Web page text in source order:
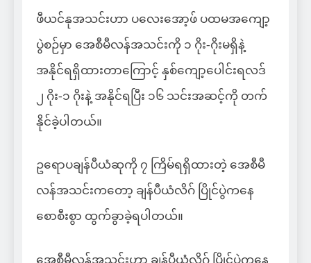
ဖီယင်နုအသင်းဟာ ပလေးအော့ဖ် ပထမအကျော့
ပွဲစဉ်မှာ အေစီမီလန်အသင်းကို ၁ ဂိုး-ဂိုးမရှိနဲ့
အနိုင်ရရှိထားတာကြောင့် နှစ်ကျော့ပေါင်းရလဒ်
၂ ဂိုး-၁ ဂိုးနဲ့ အနိုင်ရပြီး ၁၆ သင်းအဆင့်ကို တက်
နိုင်ခဲ့ပါတယ်။
ဥရောပချန်ပီယံဆုကို ၇ ကြိမ်ရရှိထားတဲ့ အေစီမီ
လန်အသင်းကတော့ ချန်ပီယံလိဂ် ပြိုင်ပွဲကနေ
စောစီးစွာ ထွက်ခွာခဲ့ရပါတယ်။
အေစီမီလန်အသင်းဟာ ချန်ပီယံလိဂ် ပြိုင်ပွဲကနေ